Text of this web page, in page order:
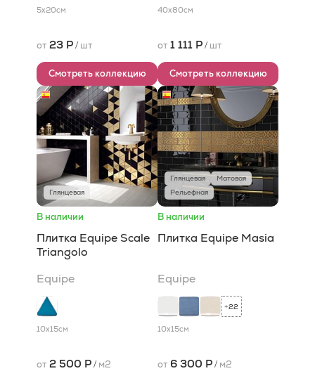
5x20см
от 23 Р/ шт
Смотреть коллекцию
40x80см
от 1 111 Р/ шт
Смотреть коллекцию
Глянцевая
В наличии
Плитка Equipe Scale
Triangolo
Equipe
10x15см
от 2 500 Р/ м2
Глянцевая
Матовая
Рельефная
В наличии
Плитка Equipe Masia
Equipe
+22
10x15см
от 6 300 Р/ м2